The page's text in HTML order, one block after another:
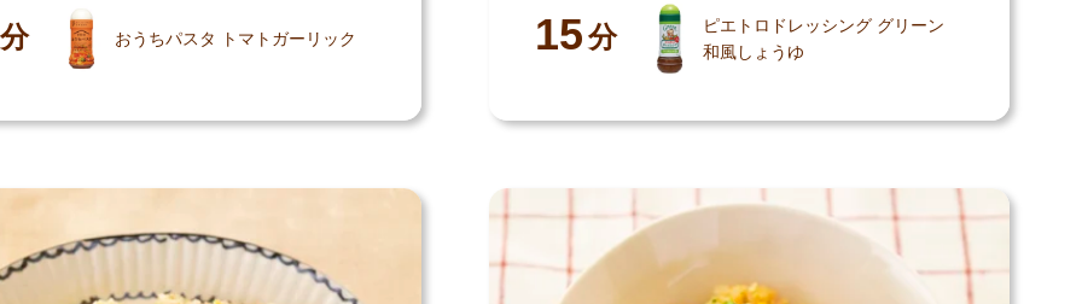
分 おうちパスタ トマトガーリック 15分
ピエトロドレッシング グリーン
和風しょうゆ